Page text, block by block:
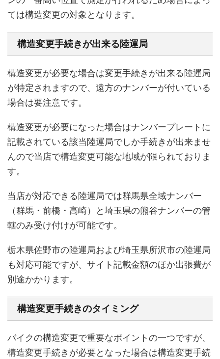
ては構造変更の対象となります。
構造変更手続きが出来る陸運局
構造変更が必要な場合は変更手続きが出来る陸運局
が特定されますので、遠方のナンバーが付いている
場合は要注意です。
構造変更が必要になった場合はナンバープレートに
記載されている該当陸運局でしか手続きが出来ませ
んので当店で構造変更可能な地域が限られておりま
す。
当店が対応できる陸運局では群馬県全域ナンバー
（群馬・前橋・高崎）と埼玉県の熊谷ナンバーの管
轄のみ受け付けが可能です。
栃木県佐野市の陸運局および埼玉県所沢市の陸運局
も対応可能ですが、サイト記載金額のほか出張費が
別途かかります。
構造変更手続きのタイミング
バイクの構造変更で重要なポイントの一つですが、
構造変更手続きが必要となった場合は構造変更手続